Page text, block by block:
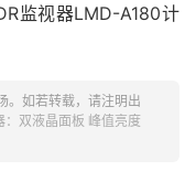
监视器LMD-A180计
。如若转载，请注明出
双液晶面板 峰值亮度